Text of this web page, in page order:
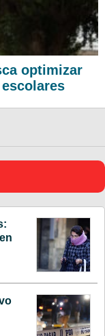
optimizar